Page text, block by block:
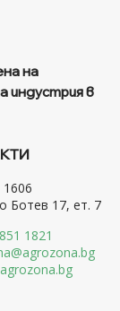
на
индустрия в
Ботев 17, ет. 7
1821